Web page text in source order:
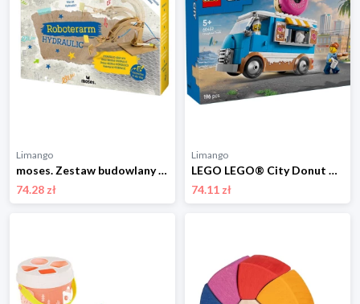
Limango
moses. Zestaw budowlany - 8+ rozmiar: onesize
74.28 zł
Limango
LEGO LEGO® City Donut Truck - 5+ rozmiar: onesize
74.11 zł